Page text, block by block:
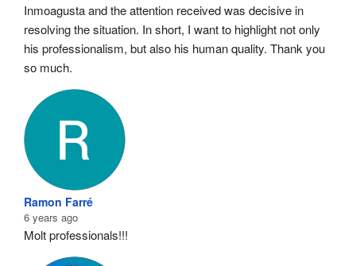
Inmoagusta and the attention received was decisive in
resolving the situation. In short, I want to highlight not only
his professionalism, but also his human quality. Thank you
so much.
Ramon Farré
6 years ago
Molt professionals!!!